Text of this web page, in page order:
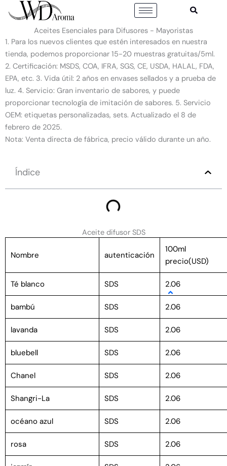
Aceites Esenciales para Difusores - Mayoristas
1. Para los nuevos clientes que estén interesados en nuestra
tienda, podemos proporcionar 15-20 muestras gratuitas/5ml.
2. Certificación: MSDS, COA, IFRA, SGS, CE, USDA, HALAL, FDA,
EPA, etc. 3. Vida útil: 2 años en envases sellados y a prueba de
luz. 4. Servicio: Gran inventario de sabores, y puede
proporcionar tecnología de imitación de sabores. 5. Servicio
OEM: etiquetas personalizadas, sets. Actualizado el 8 de
febrero de 2025.
Nota: Venta directa de fábrica, precio válido durante un año.
Índice
Aceite difusor SDS
Nombre autenticación
100ml
precio(USD)
Té blanco SDS 2.06
bambú SDS 2.06
lavanda SDS 2.06
bluebell SDS 2.06
Chanel SDS 2.06
Shangri-La SDS 2.06
océano azul SDS 2.06
rosa SDS 2.06